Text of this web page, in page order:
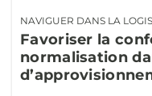
NAVIGUER DANS LA
Favoriser la
normalisation